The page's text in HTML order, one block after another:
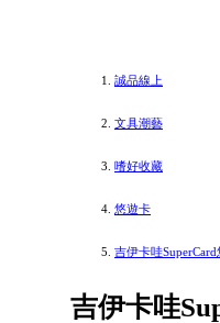
誠品線上
文具潮藝
嗜好收藏
悠遊卡
吉伊卡哇
吉伊卡哇